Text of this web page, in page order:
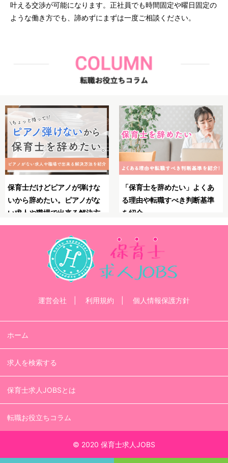
叶える交渉が可能になります。正社員でも時間固定や曜日固定の
ような働き方でも、諦めずにまずは一度ご相談ください。
保育士としてのブランクが不
安！復職・再就職の前にやっ
ておくべきことや必要な準備
を解説！
保育士のやりがいとは？魅
力・大変さ・やりがいを感じ
る瞬間を紹介！
運営会社 利用規約 個人情報保護方針
ホーム
求人を検索する
保育士求人JOBSとは
転職お役立ちコラム
© 2020 保育士求人JOBS